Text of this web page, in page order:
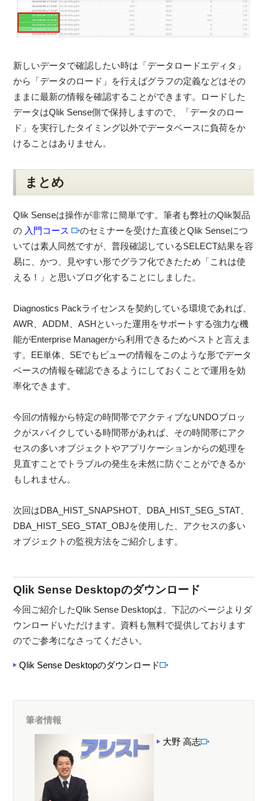
新しいデータで確認したい時は「データロードエディタ」
から「データのロード」を行えばグラフの定義などはその
ままに最新の情報を確認することができます。ロードした
データはQlik Sense側で保持しますので、「データのロー
ド」を実行したタイミング以外でデータベースに負荷をか
けることはありません。
まとめ
Qlik Senseは操作が非常に簡単です。筆者も弊社のQlik製品
の 入門コース
のセミナーを受けた直後とQlik Senseにつ
いては素人同然ですが、普段確認しているSELECT結果を容
易に、かつ、見やすい形でグラフ化できたため「これは使
える！」と思いブログ化することにしました。
Diagnostics Packライセンスを契約している環境であれば、
AWR、ADDM、ASHといった運用をサポートする強力な機
能がEnterprise Managerから利用できるためベストと言えま
す。EE単体、SEでもビューの情報をこのような形でデータ
ベースの情報を確認できるようにしておくことで運用を効
率化できます。
今回の情報から特定の時間帯でアクティブなUNDOブロッ
クがスパイクしている時間帯があれば、その時間帯にアク
セスの多いオブジェクトやアプリケーションからの処理を
見直すことでトラブルの発生を未然に防ぐことができるか
もしれません。
次回はDBA_HIST_SNAPSHOT、DBA_HIST_SEG_STAT、
DBA_HIST_SEG_STAT_OBJを使用した、アクセスの多い
オブジェクトの監視方法をご紹介します。
Qlik Sense Desktopのダウンロード
今回ご紹介したQlik Sense Desktopは、下記のページよりダ
ウンロードいただけます。資料も無料で提供しております
のでご参考になさってください。
Qlik Sense Desktopのダウンロード
筆者情報
大野 高志